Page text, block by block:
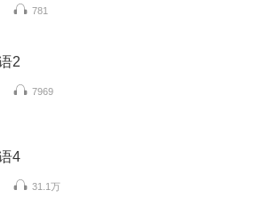
781
2
7969
4
31.1万